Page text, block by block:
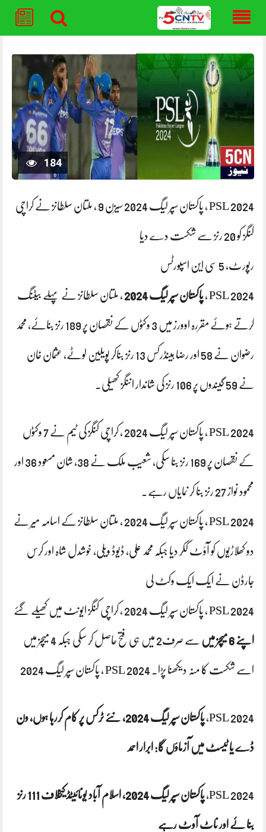
content
184
PSL 2024 ، پاکستان سپر لیگ 2024 سیزن 9 ، ملتان سلطانز نے کراچی
کنگز کو 20 رنز سے شکست دے دیا
رپورٹ، 5 سی این اسپورٹس
PSL 2024 ، پاکستان سپر لیگ 2024 ، ملتان سلطانز نے پہلے بیٹنگ
کرتے ہوئے مقررہ اوورز میں 3 وکٹوں کے نقصان پر 189 رنز بنائے، محمد
رضوان نے 58 اور رضا ہینڈرکس 13 رنز بناکر پویلین لوٹے، عثمان خان
نے 59 گیندوں پر 106 رنز کی شاندار اننگز کھیلی۔
PSL 2024 ، پاکستان سپر لیگ 2024 ، کراچی کنگز کی ٹیم نے 7 وکٹوں
کے نقصان پر 169 رنز بنا سکی، شعیب ملک نے 38، شان مسعود 36 اور
محمود نواز 27 رنز بنا کر نمایاں رہے۔
PSL 2024 ، پاکستان سپر لیگ 2024 ، ملتان سلطانز کے اسامہ میر نے
دو کھلاڑیوں کو آؤٹ ککر دیا جبکہ محمد علی، ڈیوڈ ویلی، خوشدل شاہ اور کرس
جارڈن نے ایک ایک وکٹ لی
PSL 2024 ، پاکستان سپر لیگ 2024 ، کراچی کنگز ایونٹ میں کھیلے گئے
اپنے 6 میچز میں سے صرف2 میں ہی فتح حاصل کر سکی جبکہ 4 میچز میں
اسے شکست کا منہ دیکھنا پڑا. PSL 2024 ، پاکستان سپر لیگ 2024
PSL 2024، پاکستان سپر لیگ 2024، نئے ٹرکس پر کام کررہا ہوں، ون
ڈے یا ٹیسٹ میں آزماؤں گا: ابرار احمد
PSL 2024، پاکستان سپر لیگ 2024، اسلام آباد یونائیٹڈ کیخلاف 111 رنز
بنا ئے اور ناٹ آوٹ رہے